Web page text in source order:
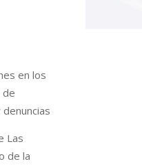
en los
de
Las
de la